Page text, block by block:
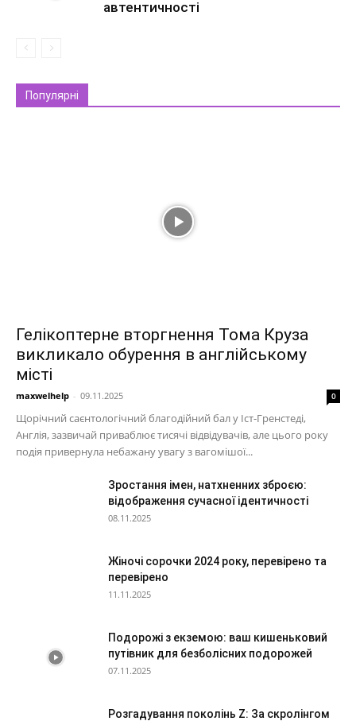
автентичності
Популярні
Гелікоптерне вторгнення Тома Круза
викликало обурення в англійському
місті
maxwelhelp - 09.11.2025 0
Щорічний саєнтологічний благодійний бал у Іст-Гренстеді,
Англія, зазвичай приваблює тисячі відвідувачів, але цього року
подія привернула небажану увагу з вагомішої...
Зростання імен, натхненних зброєю:
відображення сучасної ідентичності
08.11.2025
Жіночі сорочки 2024 року, перевірено та
перевірено
11.11.2025
Подорожі з екземою: ваш кишеньковий
путівник для безболісних подорожей
07.11.2025
Розгадування поколінь Z: За скролінгом